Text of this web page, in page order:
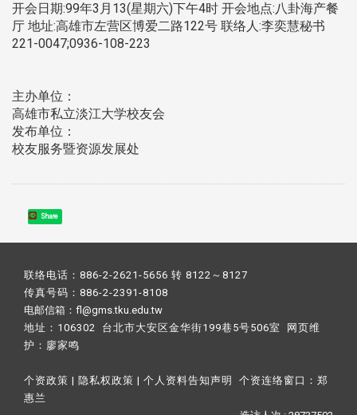
开会日期:99年3月13(星期六)下午4时 开会地点:八卦海产餐
厅 地址:高雄市左营区博爱二路122号 联络人:李奕慧秘书
221-0047;0936-108-223
主办单位：
高雄市私立淡江大学校友会
发布单位：
校友服务暨资源发展处
Share
联络电话：886-2-2621-5656 转 8122～8127
传真号码：886-2-2391-8108
电邮信箱：fl@gms.tku.edu.tw
地址：106302 台北市大安区金华街199巷5号506室 网页维
护： 廖家鸣​
个资政策 | 隐私权政策 | 个人资料告知声明 个资连络窗口： 郑
惠兰